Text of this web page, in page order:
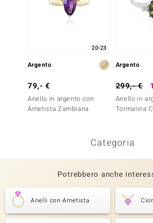
20-23
Argento
79,- €
Anello in argento con
Ametista Zambiana
Argento
299,- €
Anello in
Tormalina
Categoria
Potrebbero anche
Anelli con Ametista